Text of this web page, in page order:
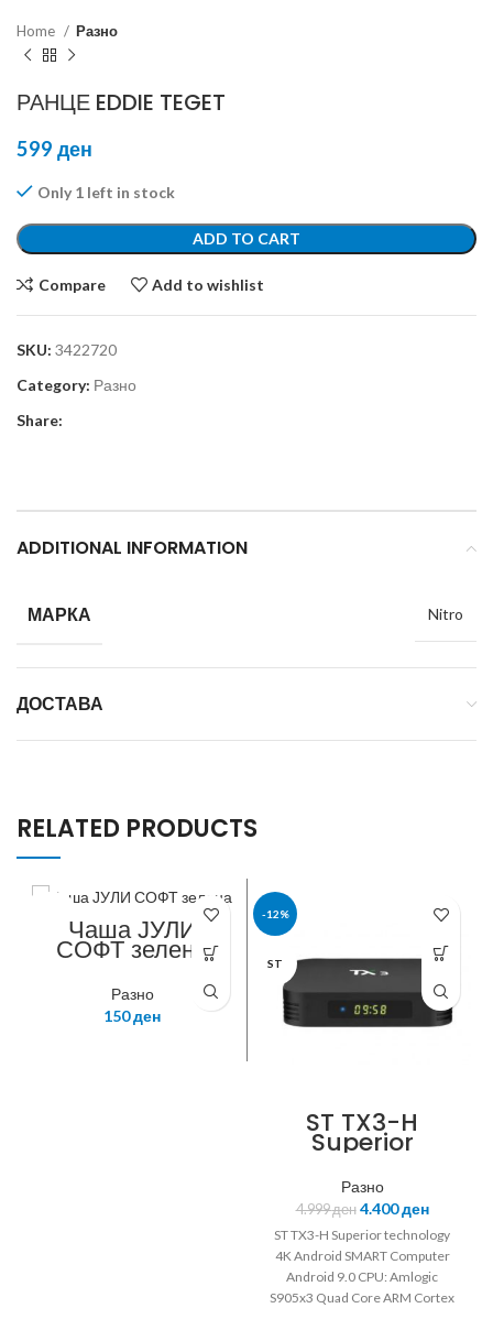
Home Разно
РАНЦЕ EDDIE TEGET
599 ден
Only 1 left in stock
ADD TO CART
Compare Add to wishlist
SKU: 3422720
Category: Разно
Share:
ADDITIONAL INFORMATION
МАРКА Nitro
ДОСТАВА
RELATED PRODUCTS
Чаша ЈУЛИ
СОФТ зелена
Разно
150ден
-12%
ST
ST TX3-H
Superior
technology 4K
Android Box
Разно
4.999ден 4.400ден
ST TX3-H Superior technology
4K Android SMART Computer
Android 9.0 CPU: Amlogic
S905x3 Quad Core ARM Cortex